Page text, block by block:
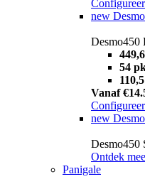
Configureer
new
Desmo450
54
Vanaf
Configureer
new
Desmo450
Ontdek
Panigale